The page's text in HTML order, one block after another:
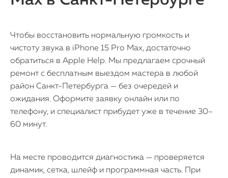
Чтобы восстановить нормальную громкость и
чистоту звука в iPhone 15 Pro Max, достаточно
обратиться в Apple Help. Мы предлагаем срочный
ремонт с бесплатным выездом мастера в любой
район Санкт-Петербурга — без очередей и
ожидания. Оформите заявку онлайн или по
телефону, и специалист прибудет уже в течение 30–
60 минут.
На месте проводится диагностика — проверяется
динамик, сетка, шлейф и программная часть. При